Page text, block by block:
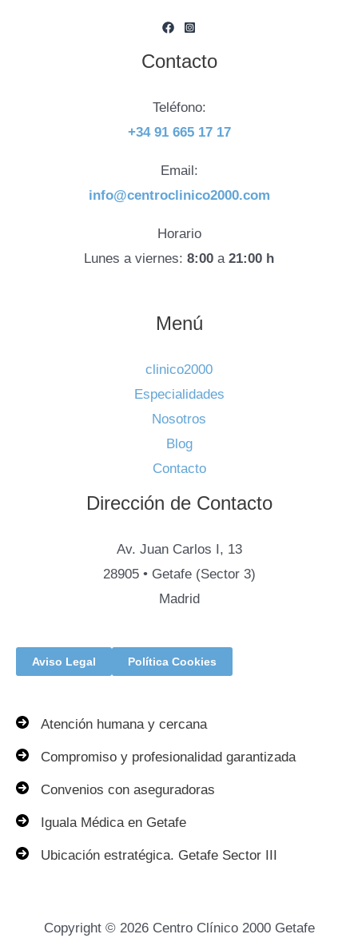
Contacto
Teléfono:
+34 91 665 17 17
Email:
info@centroclinico2000.com
Horario
Lunes a viernes: 8:00 a 21:00 h
Menú
clinico2000
Especialidades
Nosotros
Blog
Contacto
Dirección de Contacto
Av. Juan Carlos I, 13
28905 • Getafe (Sector 3)
Madrid
Aviso Legal Política Cookies
Atención humana y cercana
Compromiso y profesionalidad garantizada
Convenios con aseguradoras
Iguala Médica en Getafe
Ubicación estratégica. Getafe Sector III
Copyright © 2026 Centro Clínico 2000 Getafe